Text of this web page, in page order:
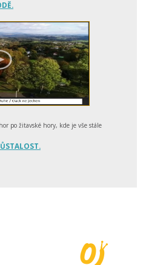
po žitavské hory, kde je vše stále